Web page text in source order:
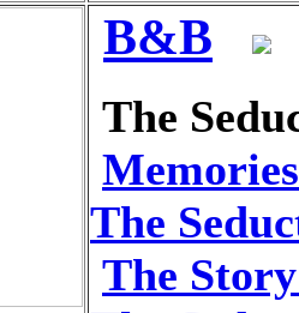
B&B
The
The
The